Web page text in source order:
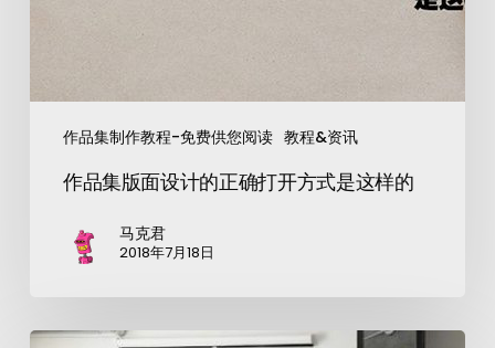
作品集制作教程-免费供您阅读 教程&资讯
作品集版面设计的正确打开方式是这样的
马克君
2018年7月18日